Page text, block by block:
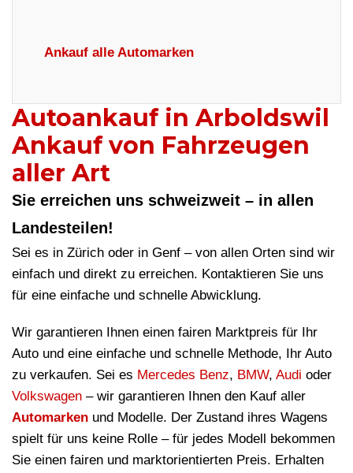
Ankauf alle Automarken
Autoankauf in Arboldswil
Ankauf von Fahrzeugen
aller Art
Sie erreichen uns schweizweit – in allen
Landesteilen!
Sei es in Zürich oder in Genf – von allen Orten sind wir
einfach und direkt zu erreichen. Kontaktieren Sie uns
für eine einfache und schnelle Abwicklung.
Wir garantieren Ihnen einen fairen Marktpreis für Ihr
Auto und eine einfache und schnelle Methode, Ihr Auto
zu verkaufen. Sei es Mercedes Benz, BMW, Audi oder
Volkswagen – wir garantieren Ihnen den Kauf aller
Automarken und Modelle. Der Zustand ihres Wagens
spielt für uns keine Rolle – für jedes Modell bekommen
Sie einen fairen und marktorientierten Preis. Erhalten